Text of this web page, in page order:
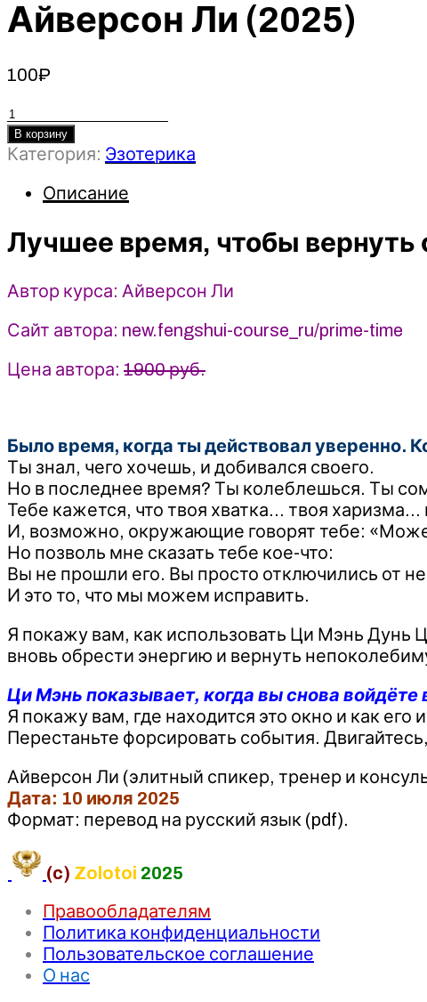
Айверсон Ли (2025)
100₽
Количество
товара
Лучшее
чтобы
себе
свое
лучшее
с
Мэнь
(2025)
В корзину
Категория: Эзотерика
Описание
Лучшее время, чтобы вернуть
Автор курса: Айверсон Ли
Сайт автора: new.fengshui-course_ru/prime-time
Цена автора: 1900 руб.
Было время, когда ты действовал уверенно.
Ты знал, чего хочешь, и добивался своего.
Но в последнее время? Ты колеблешься. Ты
Тебе кажется, что твоя хватка… твоя харизма…
И, возможно, окружающие говорят тебе:
Но позволь мне сказать тебе кое-что:
Вы не прошли его. Вы просто отключились от
И это то, что мы можем исправить.
Я покажу вам, как использовать Ци Мэнь Дунь
вновь обрести энергию и вернуть
Ци Мэнь показывает, когда вы снова войдёте
Я покажу вам, где находится это окно и как его
Перестаньте форсировать события.
Айверсон Ли (элитный спикер, тренер и
Дата: 10 июля 2025
Формат: перевод на русский язык (pdf).
(c) Zolotoi 2025
Правообладателям
Политика конфиденциальности
Пользовательское соглашение
О нас